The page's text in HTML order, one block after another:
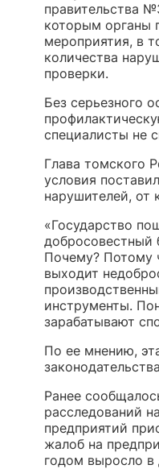
правительства
которым органы
мероприятия, в
количества
проверки.
Без серьезного
специалисты не
Глава томского
условия
нарушителей, от
«Государство
добросовестный
Почему? Потому
выходит
инструменты.
зарабатывают
По ее мнению,
Ранее
расследований
предприятий
жалоб на
годом выросло в